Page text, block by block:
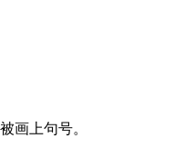
画上句号。